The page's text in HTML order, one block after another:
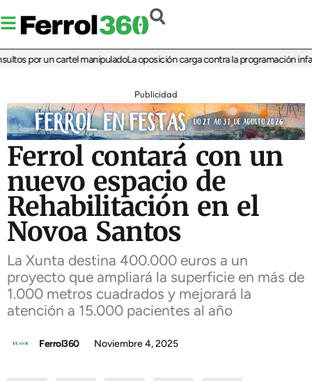
por un cartel manipuladoLa oposición carga contra la programación infantil
Publicidad
Ferrol contará con un
nuevo espacio de
Rehabilitación en el
Novoa Santos
La Xunta destina 400.000 euros a un
proyecto que ampliará la superficie en más de
1.000 metros cuadrados y mejorará la
atención a 15.000 pacientes al año
Ferrol360 Noviembre 4, 2025